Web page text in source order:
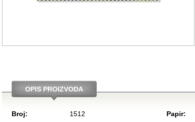
OPIS PROIZVODA
Broj:
1512
Papir: